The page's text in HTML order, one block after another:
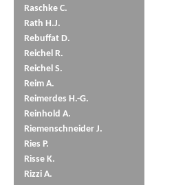
Raschke C.
Rath H.J.
Rebuffat D.
Reichel R.
Reichel S.
Reim A.
Reimerdes H.-G.
Reinhold A.
Riemenschneider J.
Ries P.
Risse K.
Rizzi A.